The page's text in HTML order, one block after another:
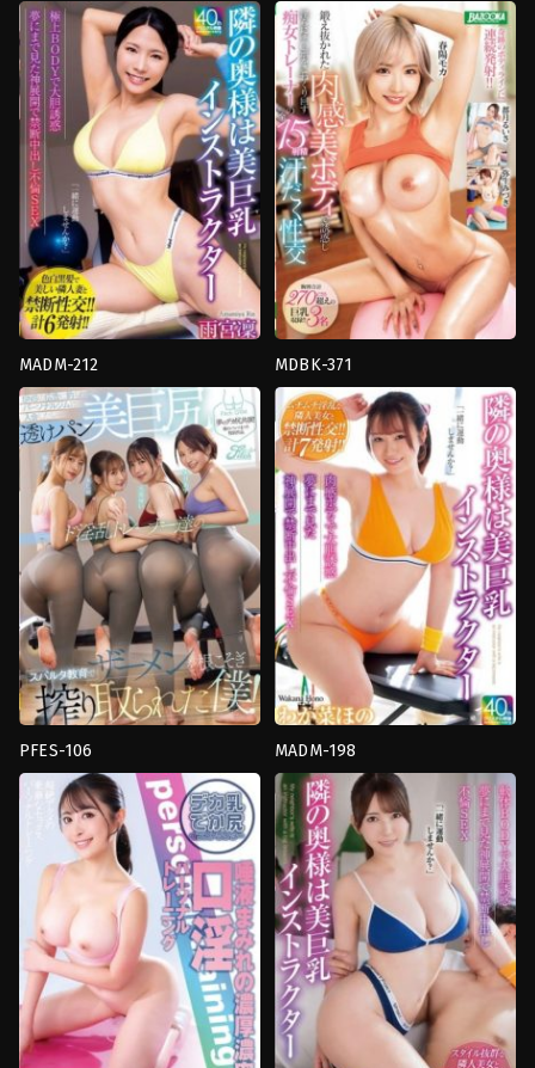
Butt,คาว
เกิร์ล,งาน
เดี่ยว,
ว่าย
น้ำ
ของ
โรงเรียน,ดิล
โด้,นั่ง
ทับ
หน้า
แตก
อาจารย์
อี
ตัว เย็ด
นม,โลชั่น
Crystal
Eizou
ชั่ว
ร้าย, น้ำ
แตก ผอม
บาง,มือ
ใหม่,อาจารย์แอบ
มอง
Shirouto
39
MADM-212
Butt,การ
ช่วย
ตัว
เอง,งาน
เดี่ยว,ธุรกิจ,นม
ใหญ่,น้ำ
แตก
หญิง
แต่งงาน
แล้ว,หน้า
สวย,อาจารย์,เย็ด
นม,โลชั่น
Crystal
Eizou
MDBK-371
ใหญ่,นม
ใหญ่,อาจารย์,เย็ด
นม
K.M.Produce
PFES-106
ใหญ่
น้ำ
แตก อาจารย์,อี
โลชั่น
MADM-198
fetish,Cunnilingus
huge
cocks,ก้น
ตูด ก้น
ใหญ่ ,การ
ช่วย
ตัว
เอง,คาว
เกิร์ล,งาน
เดี่ยว,จูบ
ชัก
ว่าว ถุงเท้า ธุรกิจ,นม
ใหญ่,นั่ง
ทับ
หน้า
น้ำ
แตก
บรรยากาศ,ผู้
หญิง
บ้า
ผู้